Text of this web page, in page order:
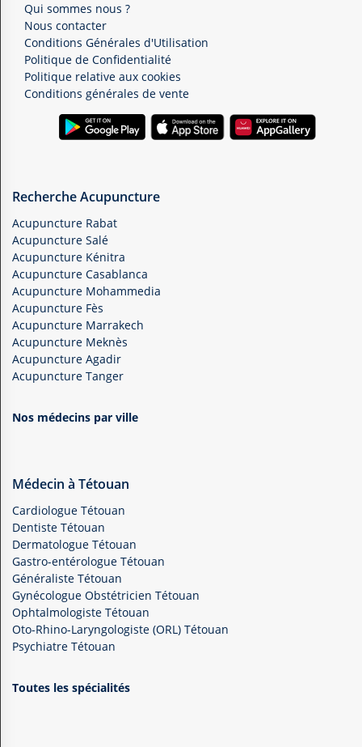
Qui sommes nous ?
Nous contacter
Conditions Générales d'Utilisation
Politique de Confidentialité
Politique relative aux cookies
Conditions générales de vente
Recherche Acupuncture
Acupuncture Rabat
Acupuncture Salé
Acupuncture Kénitra
Acupuncture Casablanca
Acupuncture Mohammedia
Acupuncture Fès
Acupuncture Marrakech
Acupuncture Meknès
Acupuncture Agadir
Acupuncture Tanger
Nos médecins par ville
Médecin à Tétouan
Cardiologue Tétouan
Dentiste Tétouan
Dermatologue Tétouan
Gastro-entérologue Tétouan
Généraliste Tétouan
Gynécologue Obstétricien Tétouan
Ophtalmologiste Tétouan
Oto-Rhino-Laryngologiste (ORL) Tétouan
Psychiatre Tétouan
Toutes les spécialités